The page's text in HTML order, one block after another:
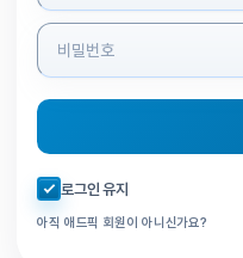
자동로그인 체크
로그인 유지
아직 애드픽 회원이 아니신가요?